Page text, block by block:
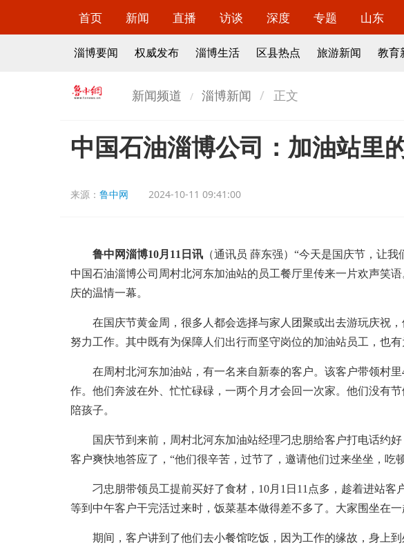
首页 新闻 直播 访谈 深度 专题 山东
淄博要闻 权威发布 淄博生活 区县热点 旅游新闻 教育
新闻频道 淄博新闻 正文
中国石油淄博公司：加油站里
来源： 鲁中网 2024-10-11 09:41:00
鲁中网淄博10月11日讯 （通讯员 薛东强）“今天是国庆节，让我
中国石油淄博公司周村北河东加油站的员工餐厅里传来一片欢声笑
庆的温情一幕。
在国庆节黄金周，很多人都会选择与家人团聚或出去游玩庆祝，
努力工作。其中既有为保障人们出行而坚守岗位的加油站员工，也有
在周村北河东加油站，有一名来自新泰的客户。该客户带领村里
作。他们奔波在外、忙忙碌碌，一两个月才会回一次家。他们没有
陪孩子。
国庆节到来前，周村北河东加油站经理刁忠朋给客户打电话约好
客户爽快地答应了，“他们很辛苦，过节了，邀请他们过来坐坐，吃
刁忠朋带领员工提前买好了食材，10月1日11点多，趁着进站客
等到中午客户干完活过来时，饭菜基本做得差不多了。大家围坐在
期间，客户讲到了他们去小餐馆吃饭，因为工作的缘故，身上到